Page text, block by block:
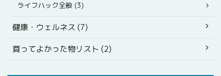
ライフハック全般 (3)
健康・ウェルネス (7)
買ってよかった物リスト (2)